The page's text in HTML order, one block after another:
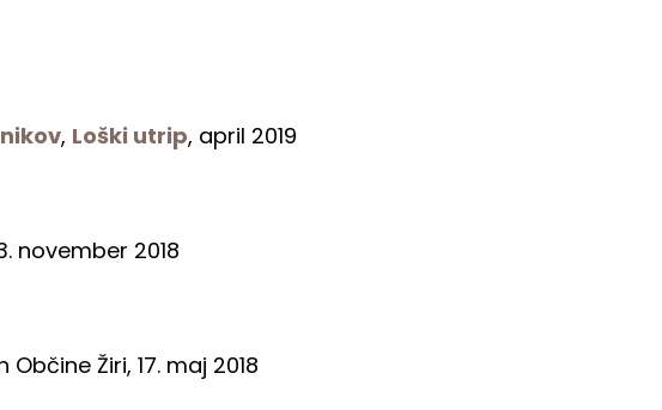
, Loški utrip, april 2019
november 2018
Žiri, 17. maj 2018